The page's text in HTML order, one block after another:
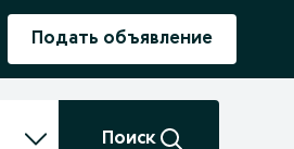
Подать объявление
Поиск